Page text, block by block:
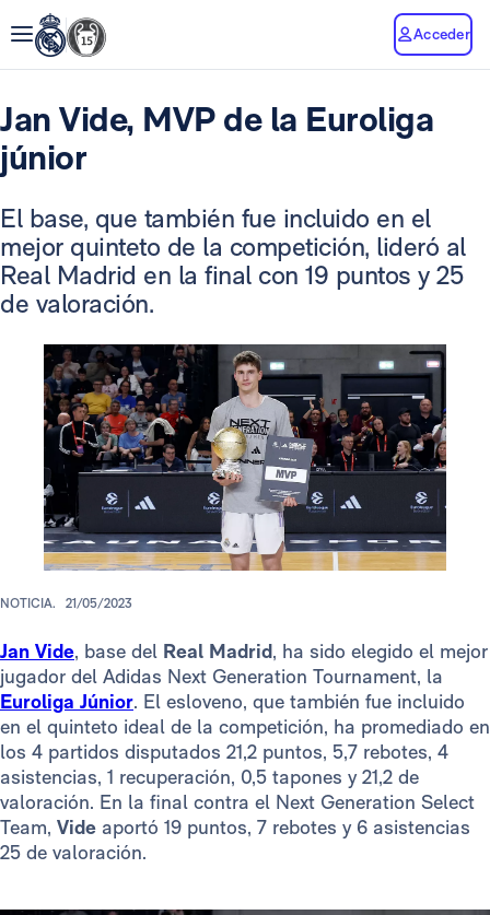
Acceder
Jan Vide, MVP de la Euroliga
júnior
El base, que también fue incluido en el
mejor quinteto de la competición, lideró al
Real Madrid en la final con 19 puntos y 25
de valoración.
NOTICIA. 21/05/2023
Jan Vide, base del Real Madrid, ha sido elegido el mejor
jugador del Adidas Next Generation Tournament, la
Euroliga Júnior. El esloveno, que también fue incluido
en el quinteto ideal de la competición, ha promediado en
los 4 partidos disputados 21,2 puntos, 5,7 rebotes, 4
asistencias, 1 recuperación, 0,5 tapones y 21,2 de
valoración. En la final contra el Next Generation Select
Team, Vide aportó 19 puntos, 7 rebotes y 6 asistencias
25 de valoración.